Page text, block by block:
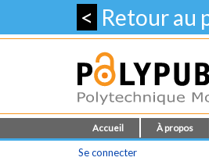
< Retour au
Accueil À propos
Se connecter